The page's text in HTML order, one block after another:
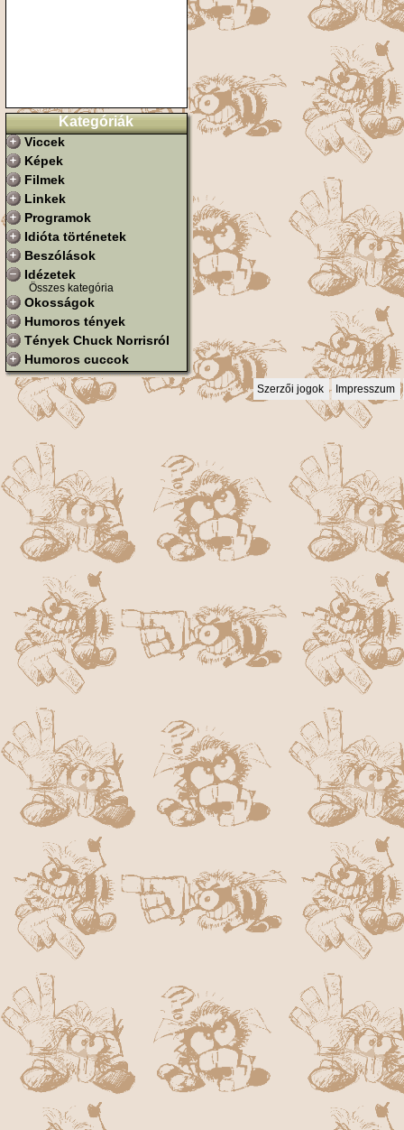
Kategóriák
Viccek
Képek
Filmek
Linkek
Programok
Idióta történetek
Beszólások
Idézetek
Összes kategória
Okosságok
Humoros tények
Tények Chuck Norrisról
Humoros cuccok
Szerzői jogok Impresszum